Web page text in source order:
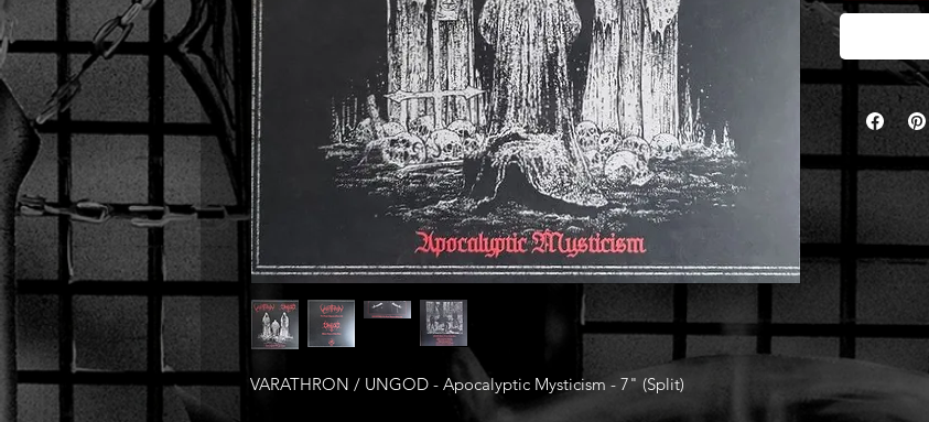
VARATHRON / UNGOD - Apocalyptic Mysticism - 7" (Split)